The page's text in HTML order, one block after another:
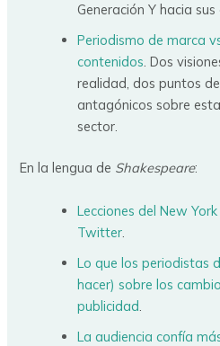
Generación Y hacia
Periodismo de marca
contenidos. Dos
realidad, dos puntos
antagónicos sobre
sector.
En la lengua de Shakespeare:
Lecciones del New
Twitter
Lo que los periodistas
hacer) sobre los
publicidad
La audiencia confía